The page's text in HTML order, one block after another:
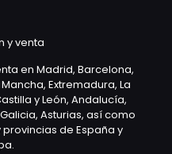
y venta
en Madrid, Barcelona,
Extremadura, La
y León, Andalucía,
Asturias, así como
de España y